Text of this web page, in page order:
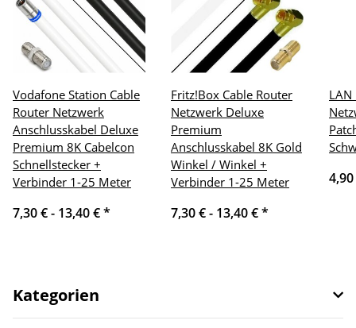
Vodafone Station Cable
Router Netzwerk
Anschlusskabel Deluxe
Premium 8K Cabelcon
Schnellstecker +
Verbinder 1-25 Meter
7,30 € - 13,40 €*
Fritz!Box Cable Router
Netzwerk Deluxe
Premium
Anschlusskabel 8K Gold
Winkel / Winkel +
Verbinder 1-25 Meter
7,30 € - 13,40 €*
LAN
Kategorien